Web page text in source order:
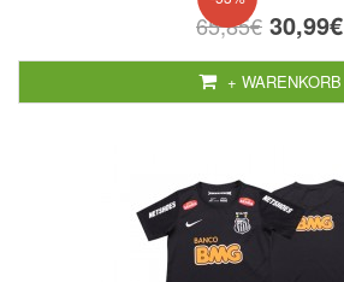
65,85€ 30,99€
+ WARENKORB